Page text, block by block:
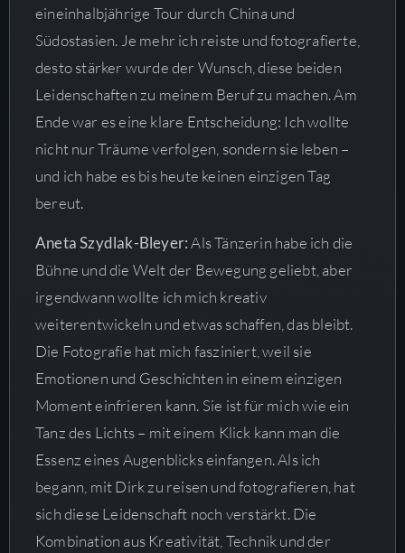
eineinhalbjährige Tour durch China und
Südostasien. Je mehr ich reiste und fotografierte,
desto stärker wurde der Wunsch, diese beiden
Leidenschaften zu meinem Beruf zu machen. Am
Ende war es eine klare Entscheidung: Ich wollte
nicht nur Träume verfolgen, sondern sie leben –
und ich habe es bis heute keinen einzigen Tag
bereut.
Aneta Szydlak-Bleyer:Als Tänzerin habe ich die
Bühne und die Welt der Bewegung geliebt, aber
irgendwann wollte ich mich kreativ
weiterentwickeln und etwas schaffen, das bleibt.
Die Fotografie hat mich fasziniert, weil sie
Emotionen und Geschichten in einem einzigen
Moment einfrieren kann. Sie ist für mich wie ein
Tanz des Lichts – mit einem Klick kann man die
Essenz eines Augenblicks einfangen. Als ich
begann, mit Dirk zu reisen und fotografieren, hat
sich diese Leidenschaft noch verstärkt. Die
Kombination aus Kreativität, Technik und der